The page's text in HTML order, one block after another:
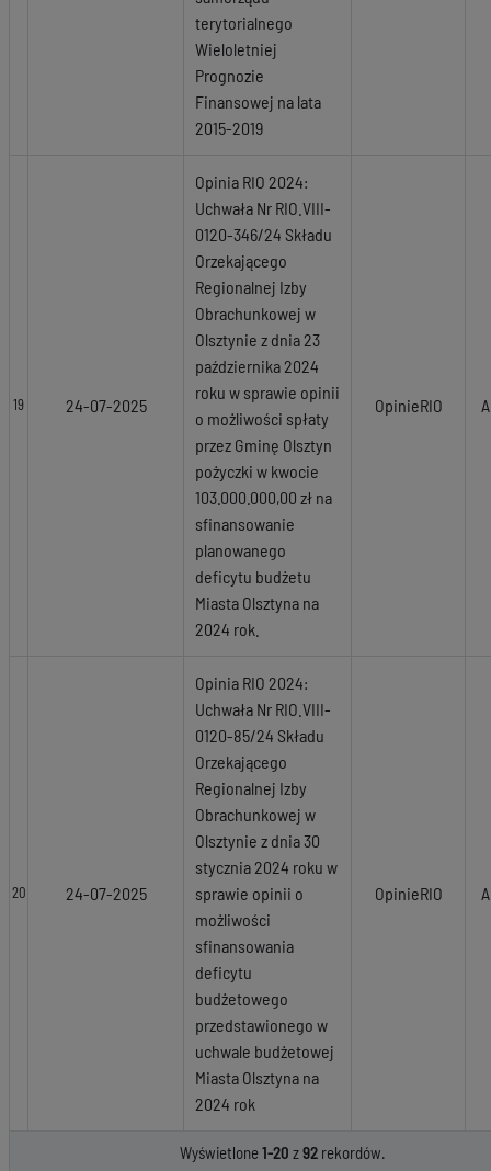
terytorialnego
Wieloletniej
Prognozie
Finansowej na lata
2015-2019
19 24-07-2025
Opinia RIO 2024:
Uchwała Nr RIO.VIII-
0120-346/24 Składu
Orzekającego
Regionalnej Izby
Obrachunkowej w
Olsztynie z dnia 23
października 2024
roku w sprawie opinii
o możliwości spłaty
przez Gminę Olsztyn
pożyczki w kwocie
103.000.000,00 zł na
sfinansowanie
planowanego
deficytu budżetu
Miasta Olsztyna na
2024 rok.
OpinieRIO
20 24-07-2025
Opinia RIO 2024:
Uchwała Nr RIO.VIII-
0120-85/24 Składu
Orzekającego
Regionalnej Izby
Obrachunkowej w
Olsztynie z dnia 30
stycznia 2024 roku w
sprawie opinii o
możliwości
sfinansowania
deficytu
budżetowego
przedstawionego w
uchwale budżetowej
Miasta Olsztyna na
2024 rok
OpinieRIO
Wyświetlone1-20 z92rekordów.